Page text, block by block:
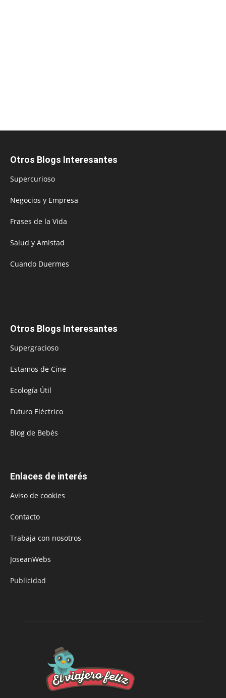
Otros Blogs Interesantes
Supercurioso
Negocios y Empresa
Frases de la Vida
Salud y Amistad
Cuando Duermes
Otros Blogs Interesantes
Supergracioso
Estamos de Cine
Ecología Útil
Futuro Eléctrico
Blog de Bebés
Enlaces de interés
Aviso de cookies
Contacto
Trabaja con nosotros
JoseanWebs
Publicidad